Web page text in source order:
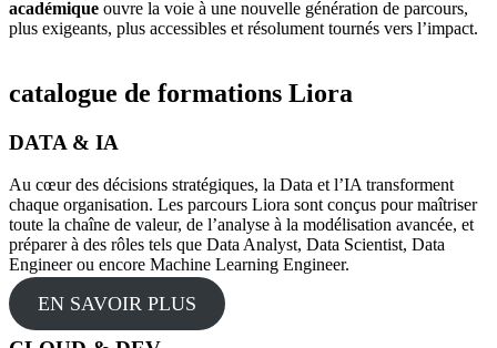
académique ouvre la voie à une nouvelle génération de parcours,
plus exigeants, plus accessibles et résolument tournés vers l’impact.
catalogue de formations Liora
DATA & IA
Au cœur des décisions stratégiques, la Data et l’IA transforment
chaque organisation. Les parcours Liora sont conçus pour maîtriser
toute la chaîne de valeur, de l’analyse à la modélisation avancée, et
préparer à des rôles tels que Data Analyst, Data Scientist, Data
Engineer ou encore Machine Learning Engineer.
EN SAVOIR PLUS